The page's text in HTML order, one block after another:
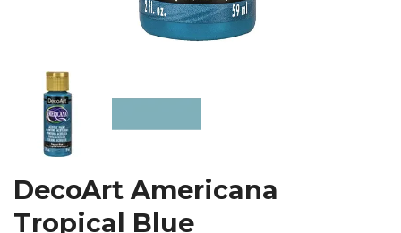
DecoArt Americana
Tropical Blue